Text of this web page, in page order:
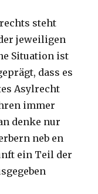
steht
jeweiligen
Situation ist
dass es
Asylrecht
immer
denke nur
neb en
ein Teil der